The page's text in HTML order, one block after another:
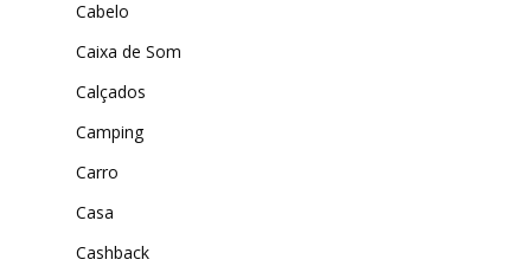
Cabelo
Caixa de Som
Calçados
Camping
Carro
Casa
Cashback